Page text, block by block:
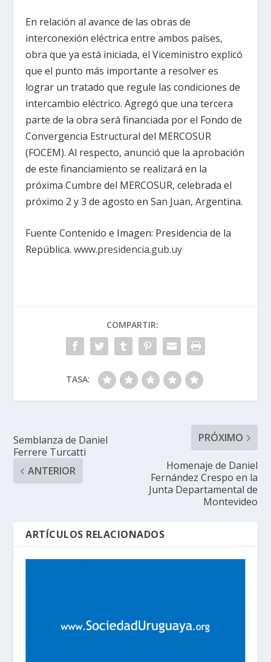
En relación al avance de las obras de
interconexión eléctrica entre ambos países,
obra que ya está iniciada, el Viceministro explicó
que el punto más importante a resolver es
lograr un tratado que regule las condiciones de
intercambio eléctrico. Agregó que una tercera
parte de la obra será financiada por el Fondo de
Convergencia Estructural del MERCOSUR
(FOCEM). Al respecto, anunció que la aprobación
de este financiamiento se realizará en la
próxima Cumbre del MERCOSUR, celebrada el
próximo 2 y 3 de agosto en San Juan, Argentina.
Fuente Contenido e Imagen: Presidencia de la
República.www.presidencia.gub.uy
COMPARTIR:
TASA:
Semblanza de Daniel
Ferrere Turcatti
ANTERIOR
PRÓXIMO
Homenaje de Daniel
Fernández Crespo en la
Junta Departamental de
Montevideo
ARTÍCULOS RELACIONADOS